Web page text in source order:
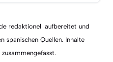
redaktionell aufbereitet und
spanischen Quellen. Inhalte